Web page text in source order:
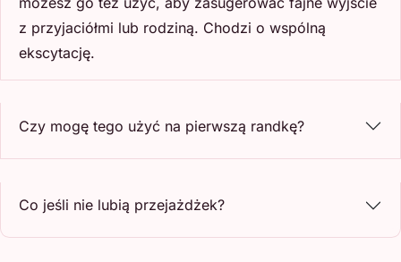
z przyjaciółmi lub rodziną. Chodzi o wspólną
ekscytację.
Czy mogę tego użyć na pierwszą randkę?
Co jeśli nie lubią przejażdżek?